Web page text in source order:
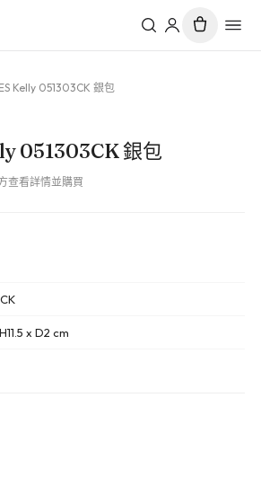
Kelly 051303CK 銀包
051303CK 銀包
查看詳情並購買
x D2 cm